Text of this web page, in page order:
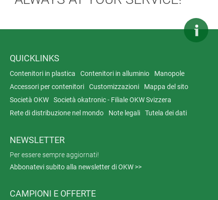
QUICKLINKS
Contenitori in plastica Contenitori in alluminio
Manopole
Accessori per contenitori
Customizzazioni
Mappa del sito
Società OKW
Società okatronic - Filiale OKW Svizzera
Rete di distribuzione nel mondo
Note legali Tutela dei dati
NEWSLETTER
Per essere sempre aggiornati!
Abbonatevi subito alla newsletter di OKW >>
CAMPIONI E OFFERTE